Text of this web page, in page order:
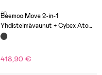
(1)
Beemoo Move 2-in-1
Yhdistelmävaunut + Cybex Aton
B2 Turvakaukalo + Telakka,
418,90 €